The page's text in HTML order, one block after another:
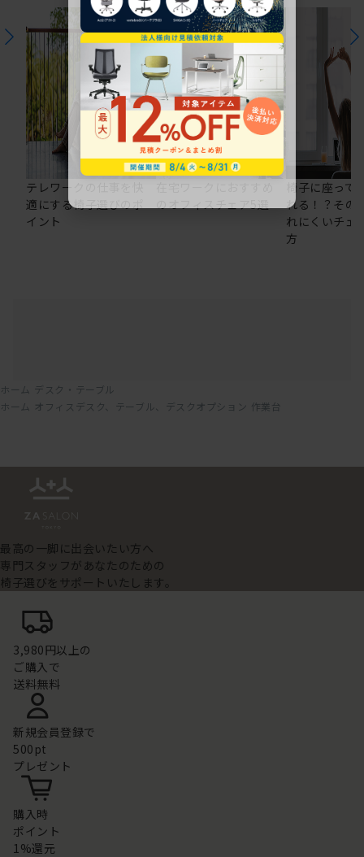
テレワークの仕事を快
適にする椅子選びのポ
イント
椅子に座っ
れる！？その
れにくいチェ
方
ホーム デスク・テーブル
ホーム
オフィスデスク、テーブル、デスクオプション 作業台
最高の一脚に出会いたい方へ
専門スタッフがあなたのための
椅子選びをサポートいたします。
3,980円以上の
ご購入で
送料無料
新規会員登録で
500pt
プレゼント
購入時
ポイント
1%還元